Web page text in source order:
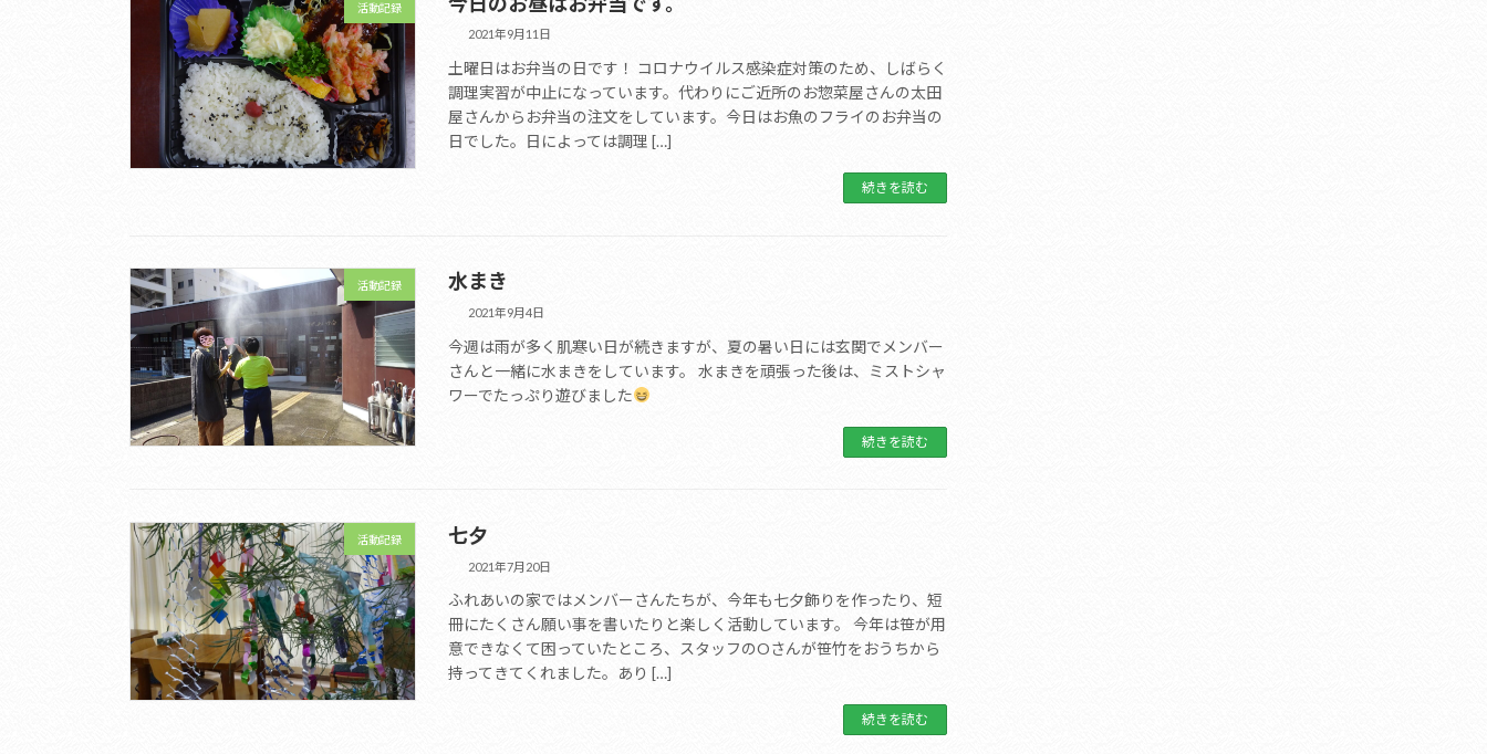
活動記録
2021年9月11日
土曜日はお弁当の日です！ コロナウイルス感染症対策のため、しばらく
調理実習が中止になっています。代わりにご近所のお惣菜屋さんの太田
屋さんからお弁当の注文をしています。今日はお魚のフライのお弁当の
日でした。日によっては調理 […]
続きを読む
活動記録 水まき
2021年9月4日
今週は雨が多く肌寒い日が続きますが、夏の暑い日には玄関でメンバー
さんと一緒に水まきをしています。 水まきを頑張った後は、ミストシャ
ワーでたっぷり遊びました
続きを読む
活動記録 七夕
2021年7月20日
ふれあいの家ではメンバーさんたちが、今年も七夕飾りを作ったり、短
冊にたくさん願い事を書いたりと楽しく活動しています。 今年は笹が用
意できなくて困っていたところ、スタッフのOさんが笹竹をおうちから
持ってきてくれました。あり […]
続きを読む